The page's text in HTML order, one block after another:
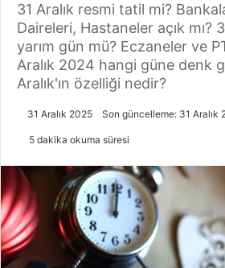
31 Aralık resmi tatil mi?
Daireleri, Hastaneler açık mı?
yarım gün mü? Eczaneler ve
Aralık 2024 hangi güne denk
Aralık'ın özelliği nedir?
31 Aralık 2025 Son güncelleme: 31 Aralık
5 dakika okuma süresi